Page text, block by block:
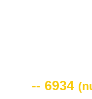
-- 6934 (